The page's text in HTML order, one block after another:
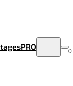
PRO 0